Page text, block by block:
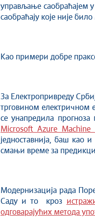
управљање саобраћајем
саобраћају које није
Као примери добре
За Електропривреду
трговином електричном
се унапредила
Microsoft Azure
једноставнија, баш као
смањи време за
Модернизација рада
Саду и то кроз
одговарајућих метода